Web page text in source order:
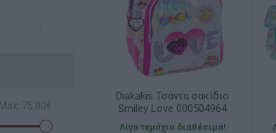
Diakakis Τσάντα σακίδιο
Smiley Love 000504964
Λίγα τεμάχια διαθέσιμα!
Max: 75,00€